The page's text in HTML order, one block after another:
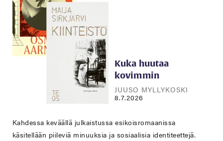
Kuka huutaa
kovimmin
JUUSO MYLLYKOSKI
8.7.2026
Kahdessa keväällä julkaistussa esikoisromaanissa
käsitellään piileviä minuuksia ja sosiaalisia identiteettejä.